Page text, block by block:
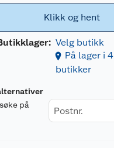
Klikk og hent
Velg butikk
På lager i 4
butikker
på